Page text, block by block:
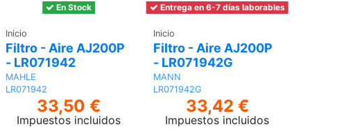
En Stock
Inicio
Filtro - Aire AJ200P
- LR071942
MAHLE
LR071942
33,50 €
Impuestos incluidos
Entrega en 6-7 días laborables
Inicio
Filtro - Aire AJ200P
- LR071942G
MANN
LR071942G
33,42 €
Impuestos incluidos